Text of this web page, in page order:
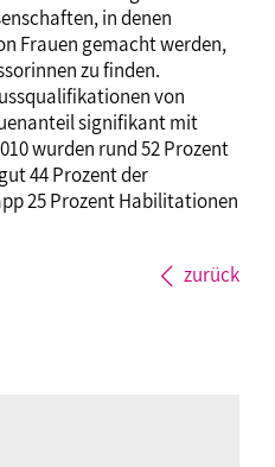
in denen
Frauen gemacht werden,
zu finden.
von
signifikant mit
wurden rund 52 Prozent
44 Prozent der
25 Prozent Habilitationen
zurück